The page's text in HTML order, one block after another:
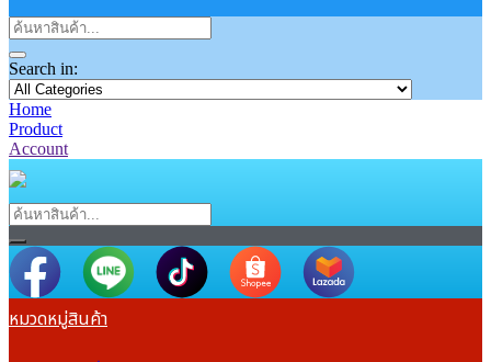
Search in:
Home
Product
Account
หมวดหมู่สินค้า